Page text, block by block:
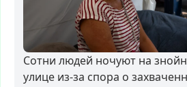
Сотни людей ночуют на
улице из-за спора о